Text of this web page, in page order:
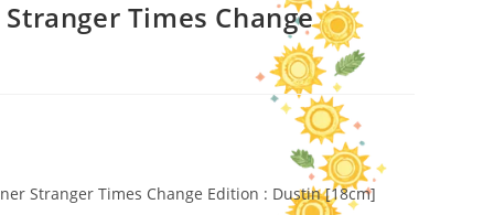
Times Change
Stranger Times Change Edition : Dustin [18cm]